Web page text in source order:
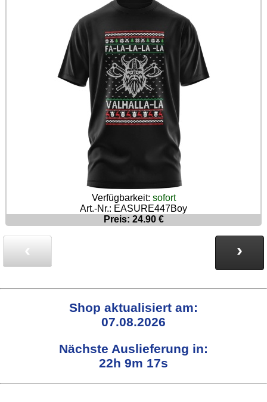
Verfügbarkeit: sofort
Art.-Nr.: EASURE447Boy
Preis: 24.90 €
‹ ›
Shop aktualisiert am:
07.08.2026
Nächste Auslieferung in:
22h 9m 16s